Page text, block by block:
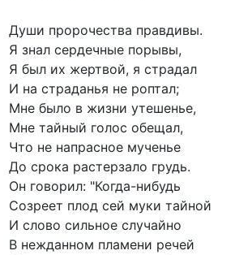
Души пророчества правдивы.
Я знал сердечные порывы,
Я был их жертвой, я страдал
И на страданья не роптал;
Мне было в жизни утешенье,
Мне тайный голос обещал,
Что не напрасное мученье
До срока растерзало грудь.
Он говорил: "Когда-нибудь
Созреет плод сей муки тайной
И слово сильное случайно
В нежданном пламени речей